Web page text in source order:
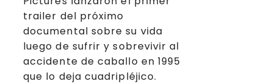
trailer del próximo
documental sobre su vida
luego de sufrir y sobrevivir al
accidente de caballo en 1995
que lo deja cuadripléjico.